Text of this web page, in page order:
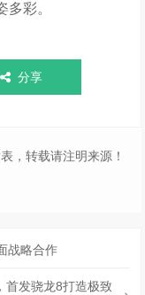
多彩。
分享
，转载请注明来源！
战略合作
首发骁龙8打造极致